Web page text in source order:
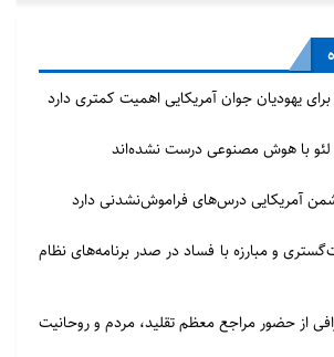
یهودیان جوان آمریکایی اهمیت کمتری دارد
با هوش مصنوعی درست نشده‌اند
آمریکایی درس‌های فراموش‌نشدنی دارد
و مبارزه با فساد در صدر برنامه‌های نظام
از حضور مراجع معظم تقلید، مردم و روحانیت